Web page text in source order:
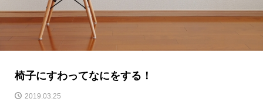
椅子にすわってなにをする！
2019.03.25